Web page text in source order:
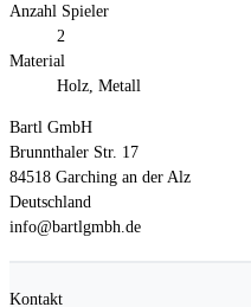
Anzahl Spieler
2
Material
Holz, Metall
Bartl GmbH
Brunnthaler Str. 17
84518 Garching an der Alz
Deutschland
info@bartlgmbh.de
Kontakt